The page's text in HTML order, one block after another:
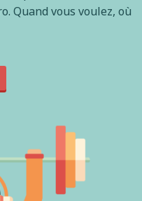
Quand vous voulez, où